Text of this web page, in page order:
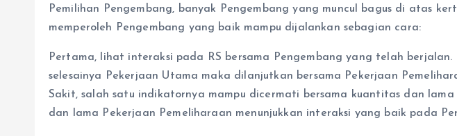
Pemilihan Pengembang, banyak Pengembang yang muncul bagus di atas
memperoleh Pengembang yang baik mampu dijalankan sebagian cara:
Pertama, lihat interaksi pada RS bersama Pengembang yang telah
selesainya Pekerjaan Utama maka dilanjutkan bersama Pekerjaan
Sakit, salah satu indikatornya mampu dicermati bersama kuantitas dan
dan lama Pekerjaan Pemeliharaan menunjukkan interaksi yang baik pada